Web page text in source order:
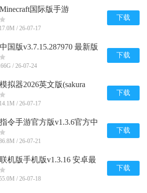
国际版手游
官方最新版
/ 26-07-17
下载
国版v3.7.15.287970 最新版
/ 26-07-24
下载
拟器2026英文版(sakura
手机版
/ 26-07-17
下载
令手游官方版v1.3.6官方中
/ 26-07-21
下载
机版手机版v1.3.16 安卓最
/ 26-07-18
下载